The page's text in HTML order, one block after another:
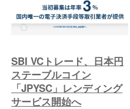
SBI VCトレード、日本円
ステーブルコイン
「JPYSC」レンディング
サービス開始へ